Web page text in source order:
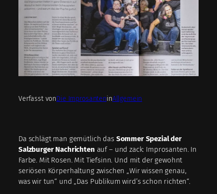
Verfasst vonDie ImprosanteninAllgemein
Da schlägt man gemütlich das Sommer Spezial der
Salzburger Nachrichten auf – und zack: Improsanten. In
Farbe. Mit Rosen. Mit Tiefsinn. Und mit der gewohnt
seriösen Körperhaltung zwischen „Wir wissen genau,
was wir tun“ und „Das Publikum wird’s schon richten“.